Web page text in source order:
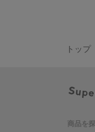
トップ
商品を探